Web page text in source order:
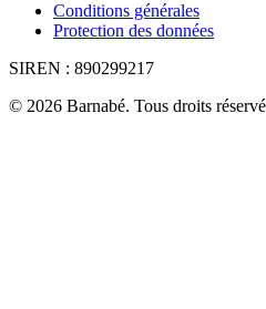
Conditions générales
Protection des données
SIREN : 890299217
© 2026 Barnabé. Tous droits